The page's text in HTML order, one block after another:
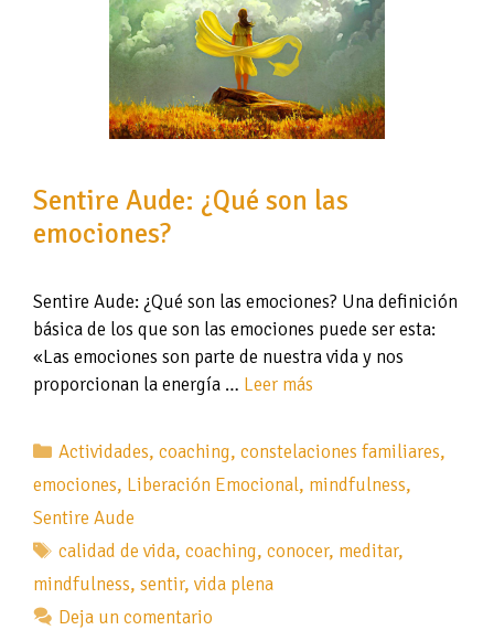
Sentire Aude: ¿Qué son las
emociones?
Sentire Aude: ¿Qué son las emociones? Una definición
básica de los que son las emociones puede ser esta:
«Las emociones son parte de nuestra vida y nos
proporcionan la energía … Leer más
Categorías
Actividades,coaching,constelaciones familiares,
emociones, Liberación Emocional, mindfulness,
Sentire Aude
Etiquetas
calidad de vida,coaching,conocer, meditar,
mindfulness, sentir, vida plena
Deja un comentario